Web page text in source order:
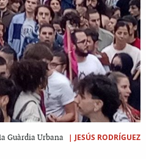
Guàrdia Urbana | JESÚS RODRÍGUEZ